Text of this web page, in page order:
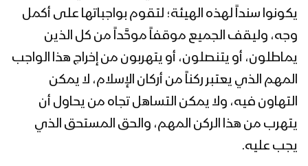
يكونوا سنداً لهذه الهيئة؛ لتقوم بواجباتها على أكمل
وجه، وليقف الجميع موقفاً موحَّداً من كل الذين
يماطلون، أو يتنصلون، أو يتهربون من إخراج هذا الواجب
المهم الذي يعتبر ركناً من أركان الإسلام، لا يمكن
التهاون فيه، ولا يمكن التساهل تجاه من يحاول أن
يتهرب من هذا الركن المهم، والحق المستحق الذي
يجب عليه.